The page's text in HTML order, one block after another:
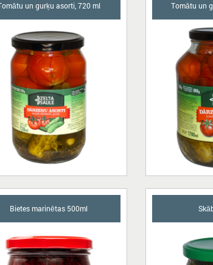
un gurķu asorti, 720 ml Tomātu un
Bietes marinētas 500ml